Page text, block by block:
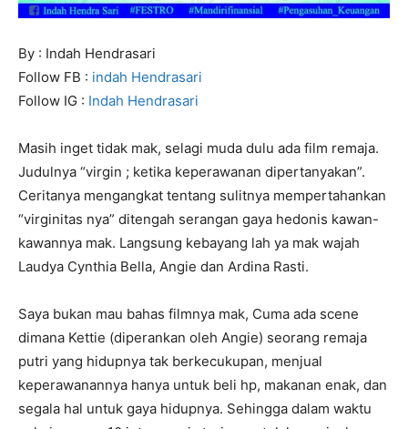
By : Indah Hendrasari
Follow FB : indah Hendrasari
Follow IG : Indah Hendrasari
Masih inget tidak mak, selagi muda dulu ada film remaja.
Judulnya “virgin ; ketika keperawanan dipertanyakan”.
Ceritanya mengangkat tentang sulitnya mempertahankan
“virginitas nya” ditengah serangan gaya hedonis kawan-
kawannya mak. Langsung kebayang lah ya mak wajah
Laudya Cynthia Bella, Angie dan Ardina Rasti.
Saya bukan mau bahas filmnya mak, Cuma ada scene
dimana Kettie (diperankan oleh Angie) seorang remaja
putri yang hidupnya tak berkecukupan, menjual
keperawanannya hanya untuk beli hp, makanan enak, dan
segala hal untuk gaya hidupnya. Sehingga dalam waktu